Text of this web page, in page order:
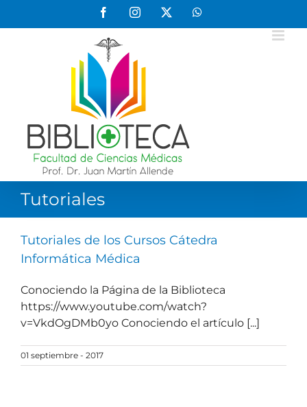
FacebookInstagram WhatsApp
Tutoriales
Tutoriales de los Cursos Cátedra
Informática Médica
Conociendo la Página de la Biblioteca
https://www.youtube.com/watch?
v=VkdOgDMb0yo Conociendo el artículo [...]
01 septiembre - 2017